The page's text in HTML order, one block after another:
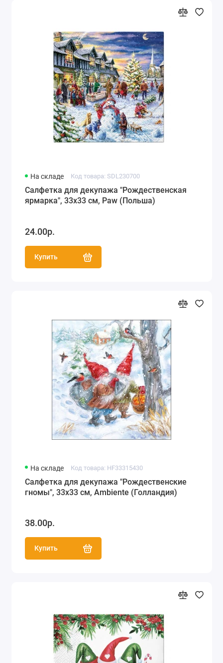
На складе Код товара: SDL230700
Салфетка для декупажа "Рождественская
ярмарка", 33х33 см, Paw (Польша)
24.00р.
Купить
На складе Код товара: HF33315430
Салфетка для декупажа "Рождественские
гномы", 33х33 см, Ambiente (Голландия)
38.00р.
Купить